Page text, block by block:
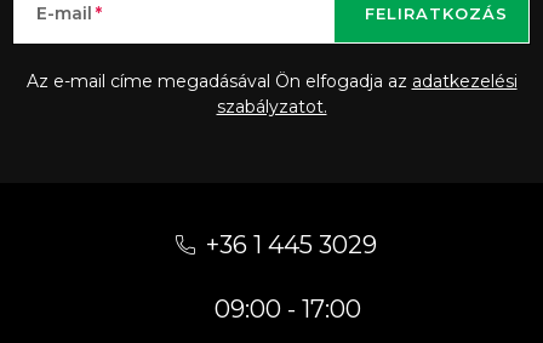
E-mail
Az e-mail címe megadásával Ön elfogadja az adatkezelési
szabályzatot.
FELIRATKOZÁS
+36 1 445 3029
09:00 - 17:00